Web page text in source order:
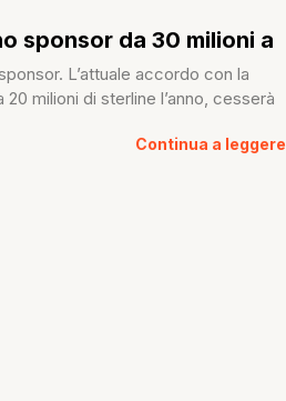
sponsor da 30 milioni a
L’attuale accordo con la
milioni di sterline l’anno, cesserà
Continua a leggere